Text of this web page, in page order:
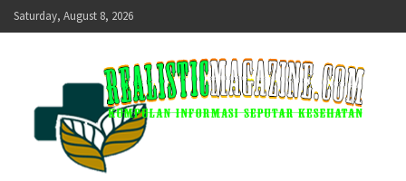
Skip
to
Saturday, August 8, 2026